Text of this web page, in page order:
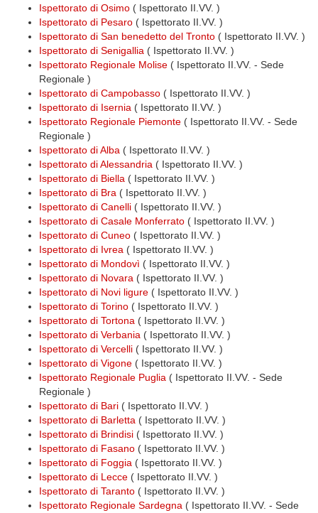
Ispettorato di Osimo ( Ispettorato II.VV. )
Ispettorato di Pesaro ( Ispettorato II.VV. )
Ispettorato di San benedetto del Tronto ( Ispettorato II.VV. )
Ispettorato di Senigallia ( Ispettorato II.VV. )
Ispettorato Regionale Molise ( Ispettorato II.VV. - Sede
Regionale )
Ispettorato di Campobasso ( Ispettorato II.VV. )
Ispettorato di Isernia ( Ispettorato II.VV. )
Ispettorato Regionale Piemonte ( Ispettorato II.VV. - Sede
Regionale )
Ispettorato di Alba ( Ispettorato II.VV. )
Ispettorato di Alessandria ( Ispettorato II.VV. )
Ispettorato di Biella ( Ispettorato II.VV. )
Ispettorato di Bra ( Ispettorato II.VV. )
Ispettorato di Canelli ( Ispettorato II.VV. )
Ispettorato di Casale Monferrato ( Ispettorato II.VV. )
Ispettorato di Cuneo ( Ispettorato II.VV. )
Ispettorato di Ivrea ( Ispettorato II.VV. )
Ispettorato di Mondovì ( Ispettorato II.VV. )
Ispettorato di Novara ( Ispettorato II.VV. )
Ispettorato di Novi ligure ( Ispettorato II.VV. )
Ispettorato di Torino ( Ispettorato II.VV. )
Ispettorato di Tortona ( Ispettorato II.VV. )
Ispettorato di Verbania ( Ispettorato II.VV. )
Ispettorato di Vercelli ( Ispettorato II.VV. )
Ispettorato di Vigone ( Ispettorato II.VV. )
Ispettorato Regionale Puglia ( Ispettorato II.VV. - Sede
Regionale )
Ispettorato di Bari ( Ispettorato II.VV. )
Ispettorato di Barletta ( Ispettorato II.VV. )
Ispettorato di Brindisi ( Ispettorato II.VV. )
Ispettorato di Fasano ( Ispettorato II.VV. )
Ispettorato di Foggia ( Ispettorato II.VV. )
Ispettorato di Lecce ( Ispettorato II.VV. )
Ispettorato di Taranto ( Ispettorato II.VV. )
Ispettorato Regionale Sardegna ( Ispettorato II.VV. - Sede